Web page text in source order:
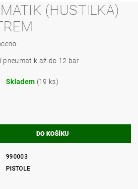
(HUSTILKA)
pneumatik až do 12 bar
Skladem (19 ks)
990003
PISTOLE